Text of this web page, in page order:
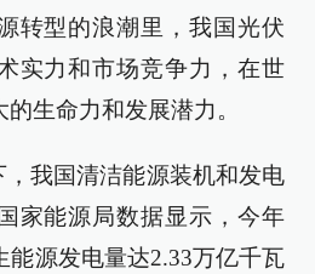
转型的浪潮里，我国光伏
实力和市场竞争力，在世
生命力和发展潜力。
，我国清洁能源装机和发电
家能源局数据显示，今年
能源发电量达2.33万亿千瓦